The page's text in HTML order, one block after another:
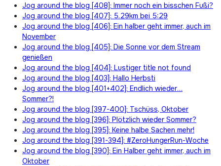
Jog around the blog [408]: Immer noch ein bisschen Fußi?
Jog around the blog [407]: 5.29km bei 5:29
Jog around the blog [406]: Ein halber geht immer, auch im
November
Jog around the blog [405]: Die Sonne vor dem Stream
genießen
Jog around the blog [404]: Lustiger title not found
Jog around the blog [403]: Hallo Herbsti
Jog around the blog [401+402]: Endlich wieder…
Sommer?!
Jog around the blog [397-400]: Tschüss, Oktober
Jog around the blog [396]: Plötzlich wieder Sommer?
Jog around the blog [395]: Keine halbe Sachen mehr!
Jog around the blog [391-394]: #ZeroHungerRun-Woche
Jog around the blog [390]: Ein Halber geht immer, auch im
Oktober